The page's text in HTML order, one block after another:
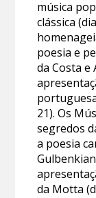
música
clássica
poesia e
da Costa e
21). Os
segredos
a poesia
da Motta